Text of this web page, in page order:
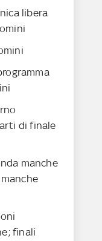
libera
di finale
manche
finali